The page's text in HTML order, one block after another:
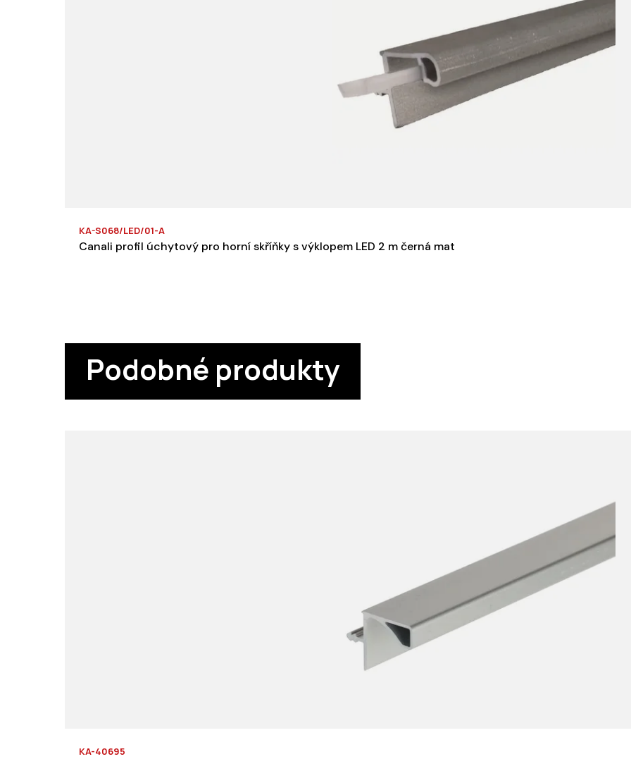
KA-S068/LED/01-A
Canali profil úchytový pro horní skříňky s výklopem LED 2 m černá mat
Podobné produkty
KA-40695